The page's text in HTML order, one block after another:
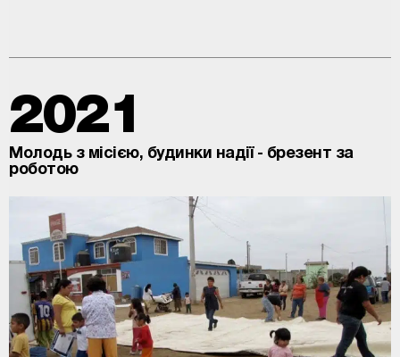
2021
Молодь з місією, будинки надії - брезент за
роботою